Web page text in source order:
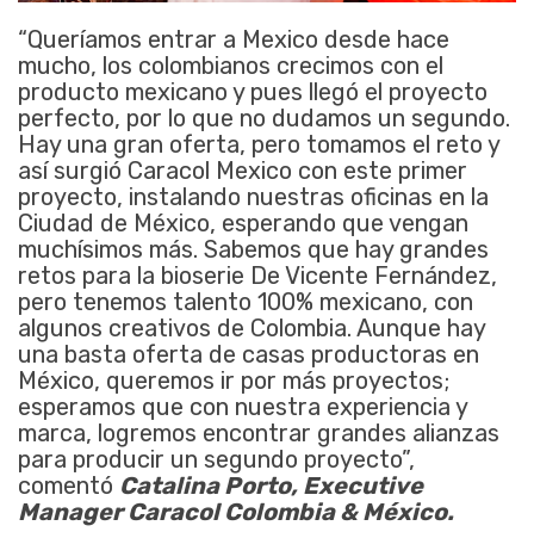
“Queríamos entrar a Mexico desde hace
mucho, los colombianos crecimos con el
producto mexicano y pues llegó el proyecto
perfecto, por lo que no dudamos un segundo.
Hay una gran oferta, pero tomamos el reto y
así surgió Caracol Mexico con este primer
proyecto, instalando nuestras oficinas en la
Ciudad de México, esperando que vengan
muchísimos más. Sabemos que hay grandes
retos para la bioserie De Vicente Fernández,
pero tenemos talento 100% mexicano, con
algunos creativos de Colombia. Aunque hay
una basta oferta de casas productoras en
México, queremos ir por más proyectos;
esperamos que con nuestra experiencia y
marca, logremos encontrar grandes alianzas
para producir un segundo proyecto”,
comentó Catalina Porto, Executive
Manager Caracol Colombia & México.